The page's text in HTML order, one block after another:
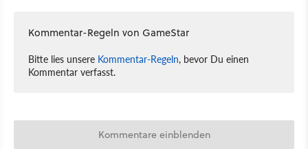
Kommentar-Regeln von GameStar
Bitte lies unsere Kommentar-Regeln, bevor Du einen
Kommentar verfasst.
Kommentare einblenden